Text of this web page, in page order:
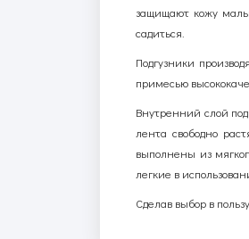
защищают кожу
садиться.
Подгузники
примесью
Внутренний слой
лента свободно
выполнены из
легкие в
Сделав выбор в